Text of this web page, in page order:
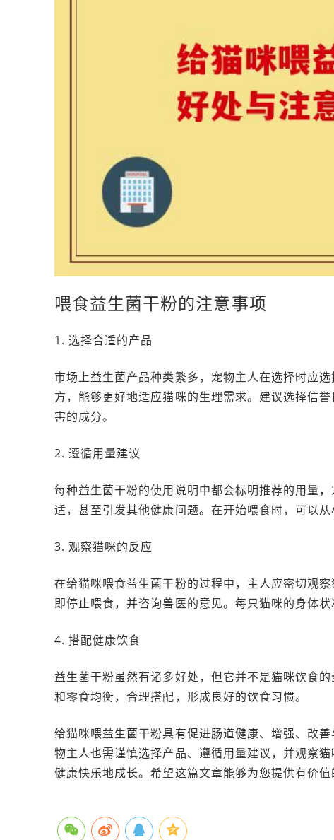
喂食益生菌干粉的注意事项
1. 选择合适的产品
市场上益生菌产品种类繁多，宠物主人在选择时应
方，能够更好地适应猫咪的生理需求。建议选择信
害的成分。
2. 遵循用量建议
每种益生菌干粉的使用说明中都会标明推荐的用量
适，甚至引发其他健康问题。在开始喂食时，可以
3. 观察猫咪的反应
在给猫咪喂食益生菌干粉的过程中，主人应密切观
即停止喂食，并咨询兽医的意见。每只猫咪的身体
4. 搭配健康饮食
益生菌干粉虽然有诸多好处，但它并不是猫咪饮食
和零食均衡，合理搭配，形成良好的饮食习惯。
给猫咪喂益生菌干粉具有促进肠道健康、增强、改
物主人也需谨慎选择产品、遵循用量建议，并观察
健康快乐地成长。希望这篇文章能够为您提供有价